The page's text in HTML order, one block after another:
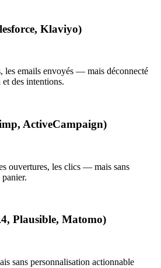
Klaviyo)
les emails envoyés — mais déconnecté
des intentions.
ActiveCampaign)
ouvertures, les clics — mais sans
Plausible, Matomo)
sans personnalisation actionnable